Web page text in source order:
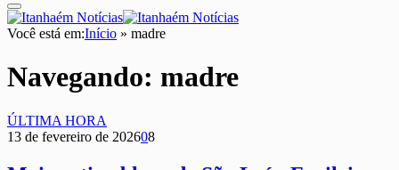
Você está em:Início » madre
Navegando: madre
ÚLTIMA HORA
13 de fevereiro de 202608